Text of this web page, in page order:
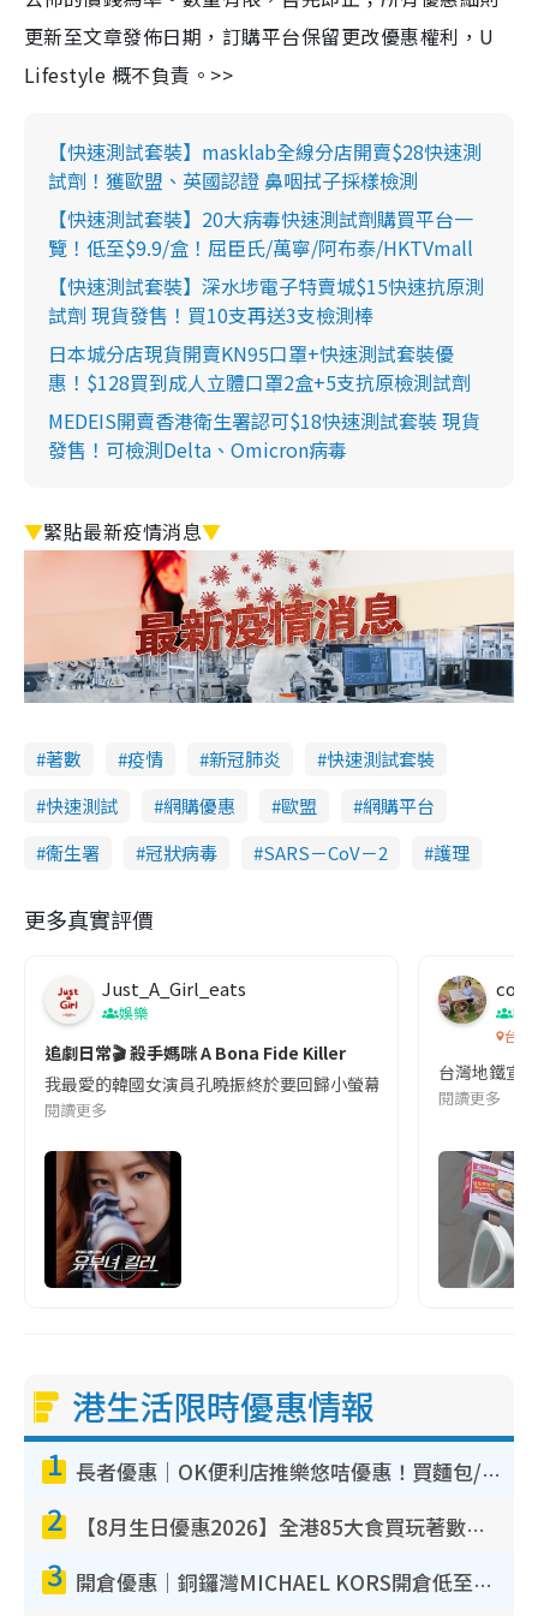
更新至文章發佈日期，訂購平台保留更改優惠權利，U
Lifestyle 概不負責。>>
【快速測試套裝】masklab全線分店開賣$28快速測
試劑！獲歐盟、英國認證 鼻咽拭子採樣檢測
【快速測試套裝】20大病毒快速測試劑購買平台一
覽！低至$9.9/盒！屈臣氏/萬寧/阿布泰/HKTVmall
【快速測試套裝】深水埗電子特賣城$15快速抗原測
試劑 現貨發售！買10支再送3支檢測棒
日本城分店現貨開賣KN95口罩+快速測試套裝優
惠！$128買到成人立體口罩2盒+5支抗原檢測試劑
MEDEIS開賣香港衛生署認可$18快速測試套裝 現貨
發售！可檢測Delta、Omicron病毒
▼緊貼最新疫情消息▼
著數 疫情 新冠肺炎
快速測試套裝
快速測試
網購優惠 歐盟
網購平台
衞生署
冠狀病毒 SARS－CoV－2 護理
更多真實評價
Just_A_Girl_eats
娛樂
追劇日常🎬 殺手媽咪 A Bona Fide Killer
我最愛的韓國女演員孔曉振終於要回歸小螢幕啦!這次的劇本改編
閱讀更多
co
吹
台灣
台灣地鐵宣
閱讀更多
港生活限時優惠情報
1 長者優惠｜OK便利店推樂悠咭優惠！買麵包/牛奶/保健品拍卡即減
2 【8月生日優惠2026】全港85大食買玩著數攻略 自助餐/火鍋放題同行免費＋誠品/DONKI送現金券
3 開倉優惠｜銅鑼灣MICHAEL KORS開倉低至17折！直擊$500起買手袋/銀包/鞋款 必買經典Jet Set系列